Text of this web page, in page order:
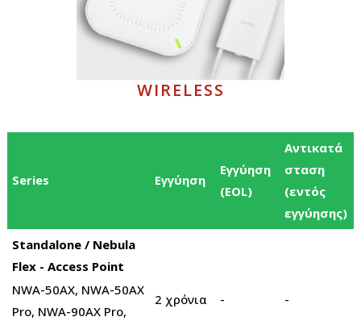
WIRELESS
Series Εγγύηση
Εγγύηση
(EOL)
Αντικατά
σταση
(εντός
εγγύησης)
Standalone / Nebula
Flex - Access Point
NWA-50AX, NWA-50AX
Pro, NWA-90AX Pro,
2 χρόνια - -